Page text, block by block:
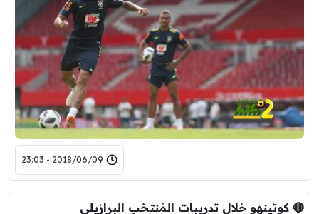
2018/06/09 - 23:03
🔴 كوتينهو خلال تدريبات المُنتخب البرازيلي